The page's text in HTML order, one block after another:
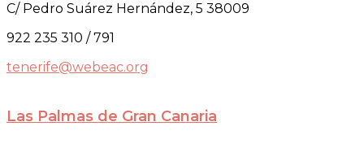
C/ Pedro Suárez Hernández, 5 38009
922 235 310 / 791
tenerife@webeac.org
Las Palmas de Gran Canaria